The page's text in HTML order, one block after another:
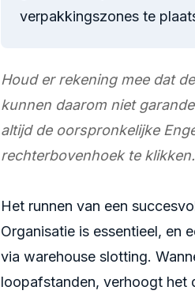
verpakkingszones te
Houd er rekening mee dat
kunnen daarom niet
altijd de oorspronkelijke
rechterbovenhoek te klikken.
Het runnen van een
Organisatie is essentieel, en
via warehouse slotting.
loopafstanden, verhoogt het